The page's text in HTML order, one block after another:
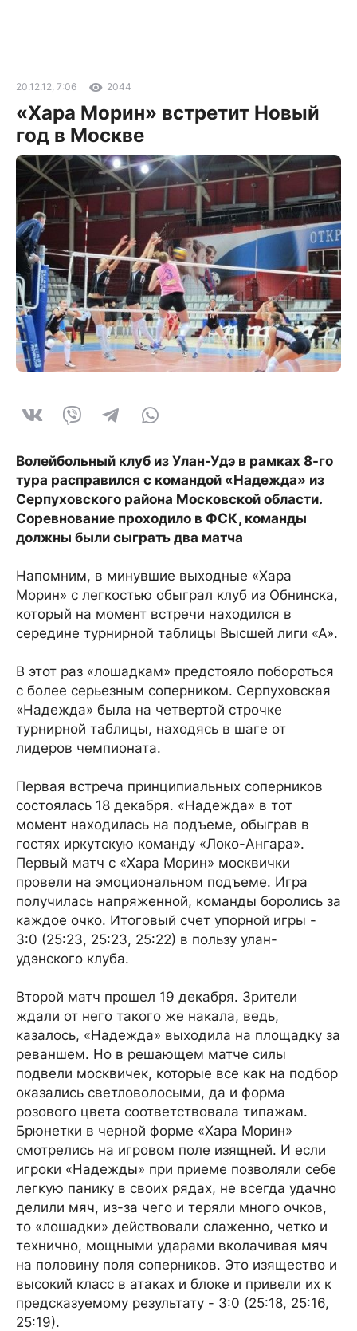
20.12.12, 7:06 2044
«Хара Морин» встретит Новый
год в Москве
Волейбольный клуб из Улан-Удэ в рамках 8-го
тура расправился с командой «Надежда» из
Серпуховского района Московской области.
Соревнование проходило в ФСК, команды
должны были сыграть два матча
Напомним, в минувшие выходные «Хара
Морин» с легкостью обыграл клуб из Обнинска,
который на момент встречи находился в
середине турнирной таблицы Высшей лиги «А».
В этот раз «лошадкам» предстояло побороться
с более серьезным соперником. Серпуховская
«Надежда» была на четвертой строчке
турнирной таблицы, находясь в шаге от
лидеров чемпионата.
Первая встреча принципиальных соперников
состоялась 18 декабря. «Надежда» в тот
момент находилась на подъеме, обыграв в
гостях иркутскую команду «Локо-Ангара».
Первый матч с «Хара Морин» москвички
провели на эмоциональном подъеме. Игра
получилась напряженной, команды боролись за
каждое очко. Итоговый счет упорной игры -
3:0 (25:23, 25:23, 25:22) в пользу улан-
удэнского клуба.
Второй матч прошел 19 декабря. Зрители
ждали от него такого же накала, ведь,
казалось, «Надежда» выходила на площадку за
реваншем. Но в решающем матче силы
подвели москвичек, которые все как на подбор
оказались светловолосыми, да и форма
розового цвета соответствовала типажам.
Брюнетки в черной форме «Хара Морин»
смотрелись на игровом поле изящней. И если
игроки «Надежды» при приеме позволяли себе
легкую панику в своих рядах, не всегда удачно
делили мяч, из-за чего и теряли много очков,
то «лошадки» действовали слаженно, четко и
технично, мощными ударами вколачивая мяч
на половину поля соперников. Это изящество и
высокий класс в атаках и блоке и привели их к
предсказуемому результату - 3:0 (25:18, 25:16,
25:19).